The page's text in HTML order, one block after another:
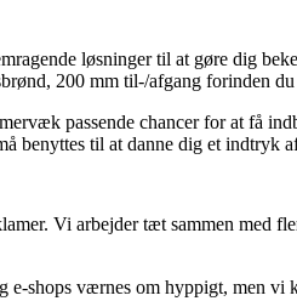
løsninger til at gøre dig
200 mm til-/afgang forinden du
passende chancer for at få
benyttes til at danne dig et indtryk
Vi arbejder tæt sammen med
e-shops værnes om hyppigt, men